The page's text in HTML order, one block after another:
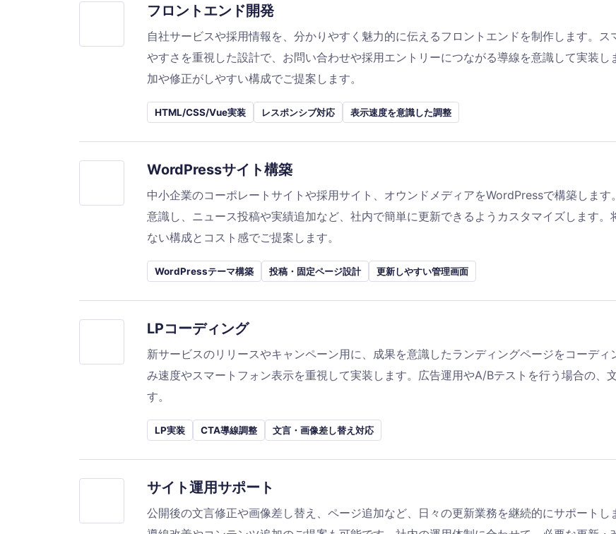
フロントエンド開発
自社サービスや採用情報を、分かりやすく魅力的に伝えるフロントエンドを制作します。
やすさを重視した設計で、お問い合わせや採用エントリーにつながる導線を意識して実装
加や修正がしやすい構成でご提案します。
HTML/CSS/Vue実装 レスポンシブ対応 表示速度を意識した調整
WordPressサイト構築
中小企業のコーポレートサイトや採用サイト、オウンドメディアをWordPressで構築しま
意識し、ニュース投稿や実績追加など、社内で簡単に更新できるようカスタマイズします
ない構成とコスト感でご提案します。
WordPressテーマ構築 投稿・固定ページ設計 更新しやすい管理画面
LPコーディング
新サービスのリリースやキャンペーン用に、成果を意識したランディングページをコーデ
み速度やスマートフォン表示を重視して実装します。広告運用やA/Bテストを行う場合の、
す。
LP実装 CTA導線調整 文言・画像差し替え対応
サイト運用サポート
公開後の文言修正や画像差し替え、ページ追加など、日々の更新業務を継続的にサポートし